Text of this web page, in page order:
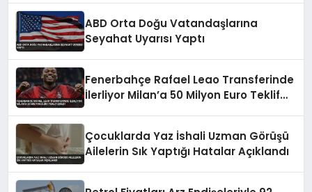
ABD Orta Doğu Vatandaşlarına
Seyahat Uyarısı Yaptı
Fenerbahçe Rafael Leao Transferinde
İlerliyor Milan’a 50 Milyon Euro Teklif
Çocuklarda Yaz İshali Uzman Görüşü
Ailelerin Sık Yaptığı Hatalar Açıklandı